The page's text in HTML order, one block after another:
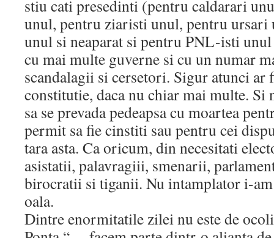
stiu cati presedinti (pentru caldarari
unul, pentru ziaristi unul, pentru ursari
unul si neaparat si pentru PNL-isti
cu mai multe guverne si cu un numar
scandalagii si cersetori. Sigur atunci ar
constitutie, daca nu chiar mai multe. Si
sa se prevada pedeapsa cu moartea
permit sa fie cinstiti sau pentru cei
tara asta. Ca oricum, din necesitati
asistatii, palavragiii, smenarii,
birocratii si tiganii. Nu intamplator i-am
oala.
Dintre enormitatile zilei nu este de